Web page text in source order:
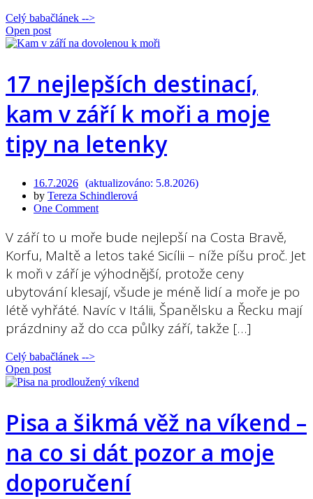
Celý babačlánek -->
Open post
17 nejlepších destinací,
kam v září k moři a moje
tipy na letenky
16.7.2026
5.8.2026
by Tereza Schindlerová
One Comment
V září to u moře bude nejlepší na Costa Bravě,
Korfu, Maltě a letos také Sicílii – níže píšu proč. Jet
k moři v září je výhodnější, protože ceny
ubytování klesají, všude je méně lidí a moře je po
létě vyhřáté. Navíc v Itálii, Španělsku a Řecku mají
prázdniny až do cca půlky září, takže […]
Celý babačlánek -->
Open post
Pisa a šikmá věž na víkend –
na co si dát pozor a moje
doporučení